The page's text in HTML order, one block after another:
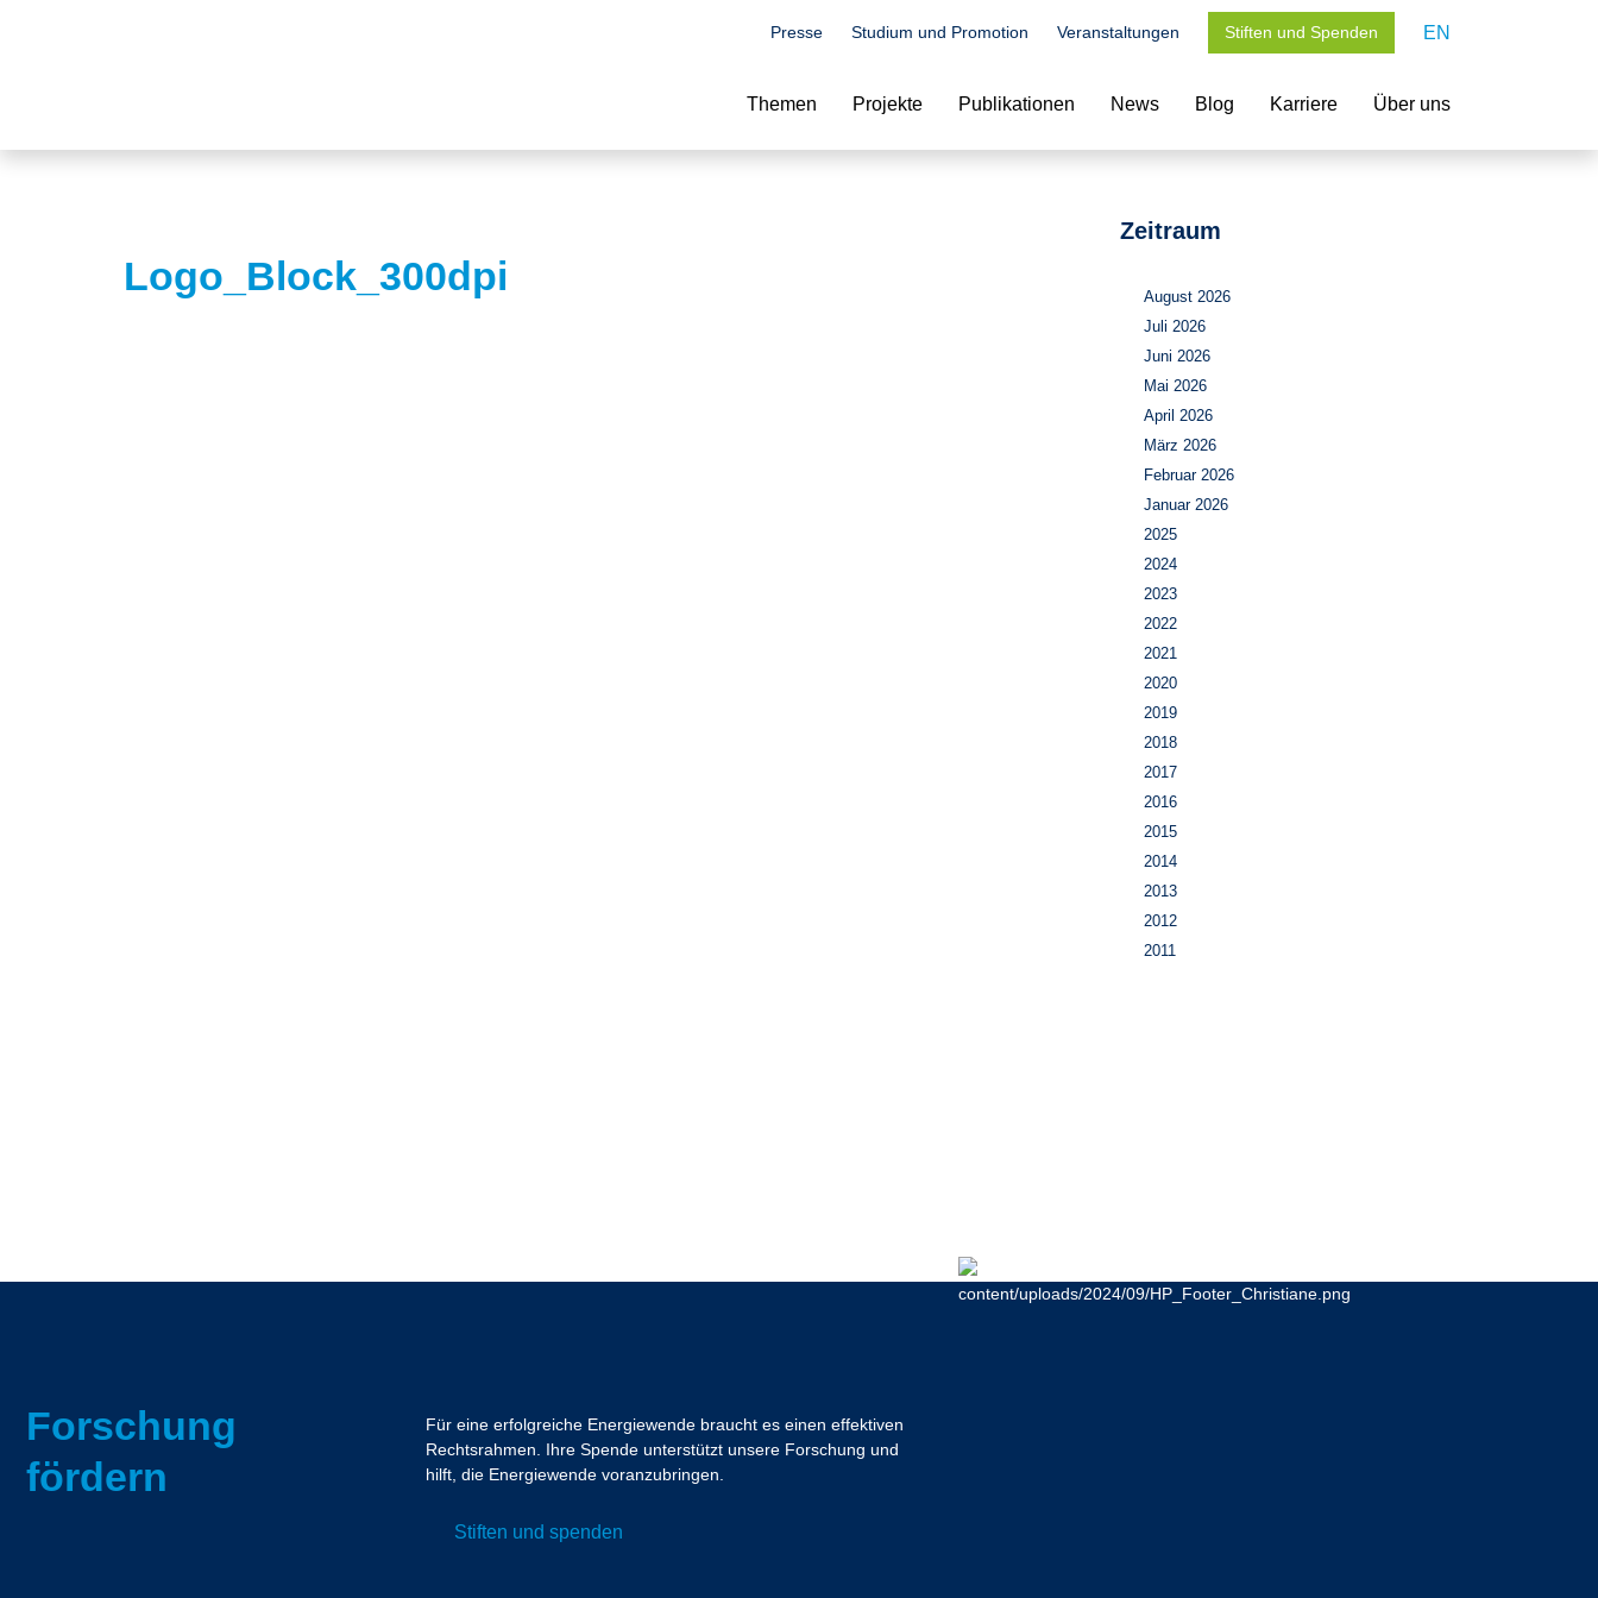
Presse Studium und Promotion Veranstaltungen Stiften und Spenden EN
Themen Projekte Publikationen News Blog Karriere Über uns
Logo_Block_300dpi
Zeitraum
August 2026
Juli 2026
Juni 2026
Mai 2026
April 2026
März 2026
Februar 2026
Januar 2026
2025
2024
2023
2022
2021
2020
2019
2018
2017
2016
2015
2014
2013
2012
2011
Forschung
fördern
Für eine erfolgreiche Energiewende braucht es einen effektiven
Rechtsrahmen. Ihre Spende unterstützt unsere Forschung und
hilft, die Energiewende voranzubringen.
Stiften und spenden